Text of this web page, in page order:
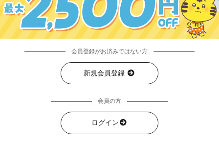
会員登録がお済みではない方
新規会員登録
会員の方
ログイン